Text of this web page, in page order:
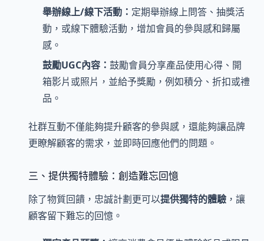
舉辦線上/線下活動： 定期舉辦線上問答、抽獎活
動，或線下體驗活動，增加會員的參與感和歸屬
感。
鼓勵UGC內容： 鼓勵會員分享產品使用心得、開
箱影片或照片，並給予獎勵，例如積分、折扣或禮
品。
社群互動不僅能夠提升顧客的參與感，還能夠讓品牌
更瞭解顧客的需求，並即時回應他們的問題。
三、提供獨特體驗：創造難忘回憶
除了物質回饋，忠誠計劃更可以提供獨特的體驗 ，讓
顧客留下難忘的回憶。